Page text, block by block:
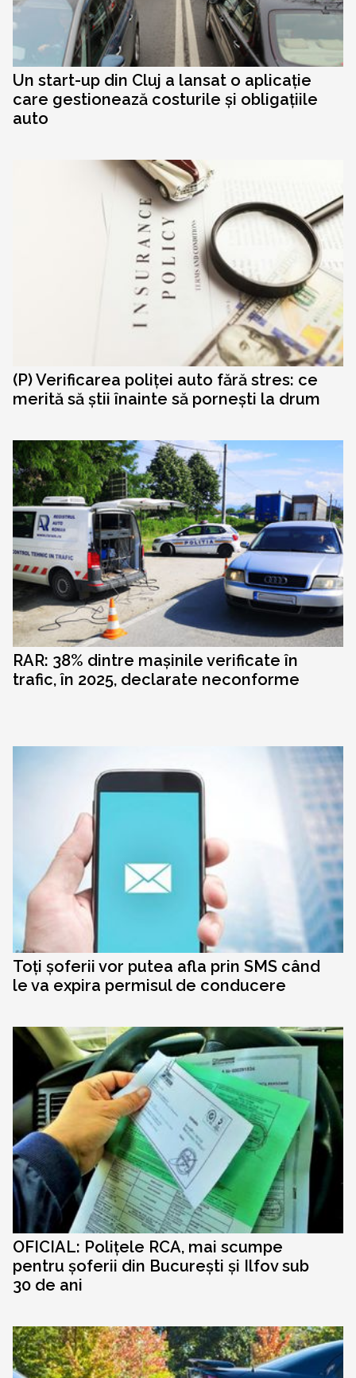
Un start-up din Cluj a lansat o aplicație
care gestionează costurile și obligațiile
auto
(P) Verificarea poliței auto fără stres: ce
merită să știi înainte să pornești la drum
RAR: 38% dintre mașinile verificate în
trafic, în 2025, declarate neconforme
Toți șoferii vor putea afla prin SMS când
le va expira permisul de conducere
OFICIAL: Polițele RCA, mai scumpe
pentru șoferii din București și Ilfov sub
30 de ani